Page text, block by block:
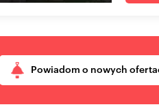
Powiadom o nowych